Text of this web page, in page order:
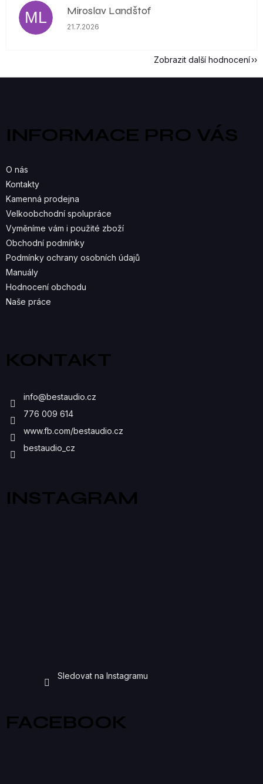
ML Miroslav Landštof
Hodnocení obchodu je 5 z 5 hvězdiček.
21.7.2026
Zobrazit další hodnocení
INFORMACE PRO VÁS
O nás
Kontakty
Kamenná prodejna
Velkoobchodní spolupráce
Vyměníme vám i použité zboží
Obchodní podmínky
Podmínky ochrany osobních údajů
Manuály
Hodnocení obchodu
Naše práce
KONTAKT
info@bestaudio.cz
776 009 614
www.fb.com/bestaudio.cz
bestaudio_cz
INSTAGRAM
Sledovat na Instagramu
FACEBOOK